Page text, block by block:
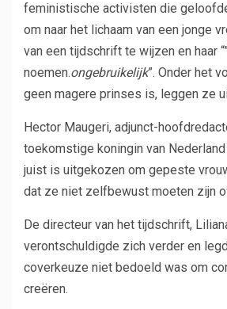
feministische activisten die
om naar het lichaam van een jonge
van een tijdschrift te wijzen en haar
noemen.ongebruikelijk”. Onder het
geen magere prinses is, leggen ze
Hector Maugeri, adjunct-
toekomstige koningin van
juist is uitgekozen om gepeste
dat ze niet zelfbewust moeten zijn
De directeur van het tijdschrift,
verontschuldigde zich verder en
coverkeuze niet bedoeld was om
creëren.